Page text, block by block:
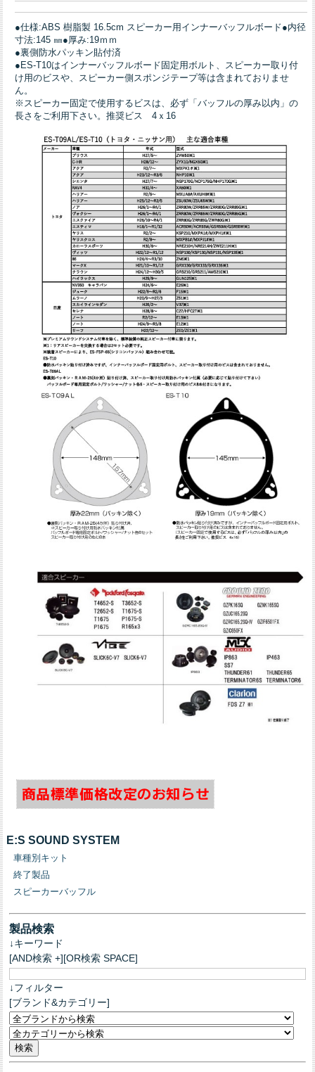
●仕様:ABS 樹脂製 16.5cm スピーカー用インナーバッフルボード●内径
寸法:145 ㎜●厚み:19ｍｍ
●裏側防水パッキン貼付済
●ES-T10はインナーバッフルボード固定用ボルト、スピーカー取り付
け用のビスや、スピーカー側スポンジテープ等は含まれておりませ
ん。
※スピーカー固定で使用するビスは、必ず「バッフルの厚み以内」の
長さをご利用下さい。推奨ビス 4ｘ16
E:S SOUND SYSTEM
車種別キット
終了製品
スピーカーバッフル
製品検索
↓キーワード
[AND検索 +][OR検索 SPACE]
↓フィルター
[ブランド&カテゴリー]